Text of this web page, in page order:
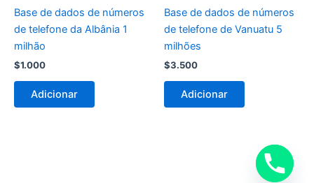
Base de dados de números
de telefone da Albânia 1
milhão
$1.000
Adicionar
Base de dados de números
de telefone de Vanuatu 5
milhões
$3.500
Adicionar